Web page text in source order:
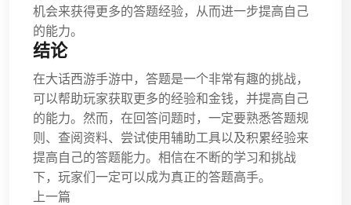
机会来获得更多的答题经验，从而进一步提高自己
的能力。
结论
在大话西游手游中，答题是一个非常有趣的挑战，
可以帮助玩家获取更多的经验和金钱，并提高自己
的能力。然而，在回答问题时，一定要熟悉答题规
则、查阅资料、尝试使用辅助工具以及积累经验来
提高自己的答题能力。相信在不断的学习和挑战
下，玩家们一定可以成为真正的答题高手。
上一篇